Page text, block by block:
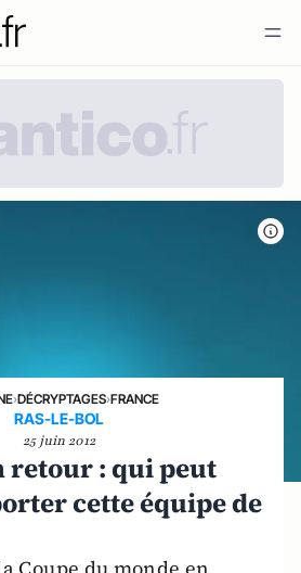
›DÉCRYPTAGES›FRANCE
RAS-LE-BOL
25 juin 2012
retour : qui peut
cette équipe de